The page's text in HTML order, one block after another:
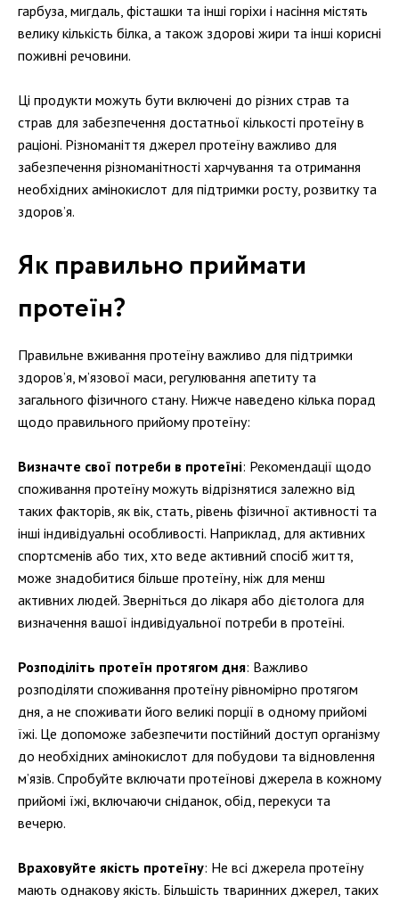
гарбуза, мигдаль, фісташки та інші горіхи і насіння містять
велику кількість білка, а також здорові жири та інші корисні
поживні речовини.
Ці продукти можуть бути включені до різних страв та
страв для забезпечення достатньої кількості протеїну в
раціоні. Різноманіття джерел протеїну важливо для
забезпечення різноманітності харчування та отримання
необхідних амінокислот для підтримки росту, розвитку та
здоров’я.
Як правильно приймати
протеїн?
Правильне вживання протеїну важливо для підтримки
здоров’я, м’язової маси, регулювання апетиту та
загального фізичного стану. Нижче наведено кілька порад
щодо правильного прийому протеїну:
Визначте свої потреби в протеїні: Рекомендації щодо
споживання протеїну можуть відрізнятися залежно від
таких факторів, як вік, стать, рівень фізичної активності та
інші індивідуальні особливості. Наприклад, для активних
спортсменів або тих, хто веде активний спосіб життя,
може знадобитися більше протеїну, ніж для менш
активних людей. Зверніться до лікаря або дієтолога для
визначення вашої індивідуальної потреби в протеїні.
Розподіліть протеїн протягом дня: Важливо
розподіляти споживання протеїну рівномірно протягом
дня, а не споживати його великі порції в одному прийомі
їжі. Це допоможе забезпечити постійний доступ організму
до необхідних амінокислот для побудови та відновлення
м’язів. Спробуйте включати протеїнові джерела в кожному
прийомі їжі, включаючи сніданок, обід, перекуси та
вечерю.
Враховуйте якість протеїну: Не всі джерела протеїну
мають однакову якість. Більшість тваринних джерел, таких